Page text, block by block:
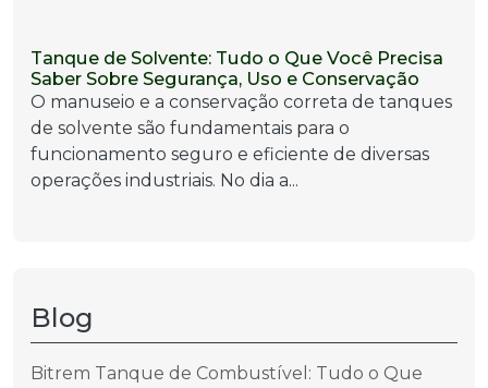
Tanque de Solvente: Tudo o Que Você Precisa
Saber Sobre Segurança, Uso e Conservação
O manuseio e a conservação correta de tanques
de solvente são fundamentais para o
funcionamento seguro e eficiente de diversas
operações industriais. No dia a...
Blog
Bitrem Tanque de Combustível: Tudo o Que